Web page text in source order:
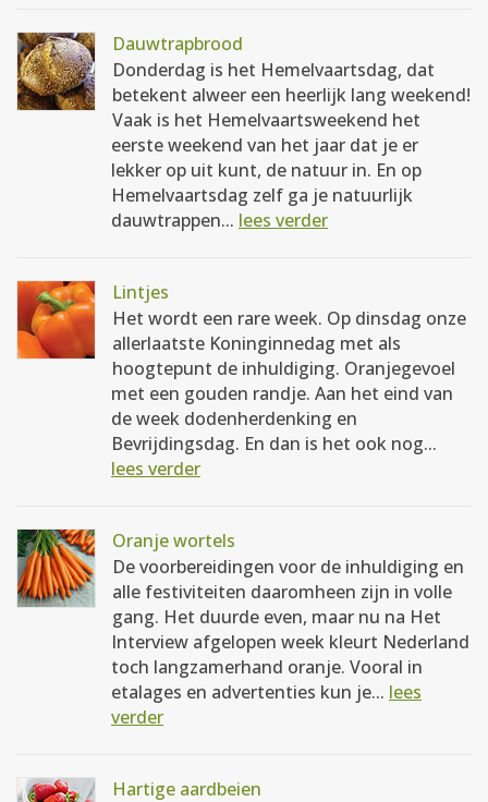
Dauwtrapbrood
Donderdag is het Hemelvaartsdag, dat
betekent alweer een heerlijk lang weekend!
Vaak is het Hemelvaartsweekend het
eerste weekend van het jaar dat je er
lekker op uit kunt, de natuur in. En op
Hemelvaartsdag zelf ga je natuurlijk
dauwtrappen... lees verder
Lintjes
Het wordt een rare week. Op dinsdag onze
allerlaatste Koninginnedag met als
hoogtepunt de inhuldiging. Oranjegevoel
met een gouden randje. Aan het eind van
de week dodenherdenking en
Bevrijdingsdag. En dan is het ook nog...
lees verder
Oranje wortels
De voorbereidingen voor de inhuldiging en
alle festiviteiten daaromheen zijn in volle
gang. Het duurde even, maar nu na Het
Interview afgelopen week kleurt Nederland
toch langzamerhand oranje. Vooral in
etalages en advertenties kun je... lees
verder
Hartige aardbeien